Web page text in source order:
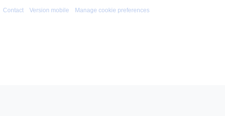
Contact Version mobile Manage cookie preferences